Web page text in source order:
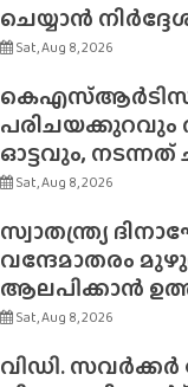
ചെയ്യാൻ
Sat, Aug 8, 2026
പരിചയക്കുറവും
ഓട്ടവും, നടന്നത്
Sat, Aug 8, 2026
സ്വാതന്ത്ര്യ
വന്ദേമാതരം
ആലപിക്കാൻ
Sat, Aug 8, 2026
വിഡി. സവർക്കർ